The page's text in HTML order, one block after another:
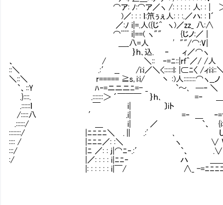
⌒ア: ﾉ:⌒ア／ヽ /: : : : : 人: : | ＞
)／: : : ｌ:笊ぅぇ人: : :.／ハ: : ｌ´
／:ﾉ i|=.人({じ^ ヽ)／zz_ 八:∧
⌒¨¨ i|==( ヽ"" {じノ:／ | やる夫も
＿_八=人 ' ""/⌒:V|
｝ｈ､込. ‐ ィ／⌒ヽ 私の見
、 / ＼:: ‐=ﾆ::|rｆ^／/ /人
::＼ .:′ __ /i:i／＼<::::::l: |⊂ﾆ〈 /ィi:i::＼
＼::＼ r===== ≧s｡i:i/ 丶 :)人::::::::⌒ヽ__ノ
`、::Y ﾊ‐=ニニニﾆ=- _ `～､ ─‐ ＼
.}::::. .:::::::＞ ´￣￣￣ ｝ｈ､ =‐ ＿
.::::::ｌ ￣ i| 〕iト )i:i:i:i
/:::::八 ′ .i| =‐ ＿ ‐=⌒ヽ
.::::::/ ＿ i| ／ `、 {i:i:ｉ
::::::::/ |ﾆﾆﾆﾆ＼ .∥ .:' ､ し{{
:::: / |ﾆﾆﾆ／: :＼ ヽ ∨
:::/ |ﾆ ／: : j|⌒ﾆ‐.:′ `、 .∨
:/ |／: : : : i|ﾆﾆ‐ ハ ＿＿
|: : : : : : i|￣/ ∧_ -=ﾆﾆﾆﾆ